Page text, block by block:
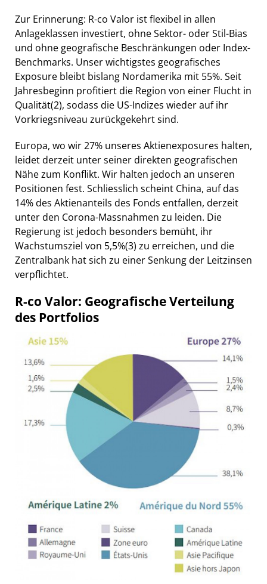
Zur Erinnerung: R-co Valor ist flexibel in allen
Anlageklassen investiert, ohne Sektor- oder Stil-Bias
und ohne geografische Beschränkungen oder Index-
Benchmarks. Unser wichtigstes geografisches
Exposure bleibt bislang Nordamerika mit 55%. Seit
Jahresbeginn profitiert die Region von einer Flucht in
Qualität(2), sodass die US-Indizes wieder auf ihr
Vorkriegsniveau zurückgekehrt sind.
Europa, wo wir 27% unseres Aktienexposures halten,
leidet derzeit unter seiner direkten geografischen
Nähe zum Konflikt. Wir halten jedoch an unseren
Positionen fest. Schliesslich scheint China, auf das
14% des Aktienanteils des Fonds entfallen, derzeit
unter den Corona-Massnahmen zu leiden. Die
Regierung ist jedoch besonders bemüht, ihr
Wachstumsziel von 5,5%(3) zu erreichen, und die
Zentralbank hat sich zu einer Senkung der Leitzinsen
verpflichtet.
R-co Valor: Geografische Verteilung
des Portfolios